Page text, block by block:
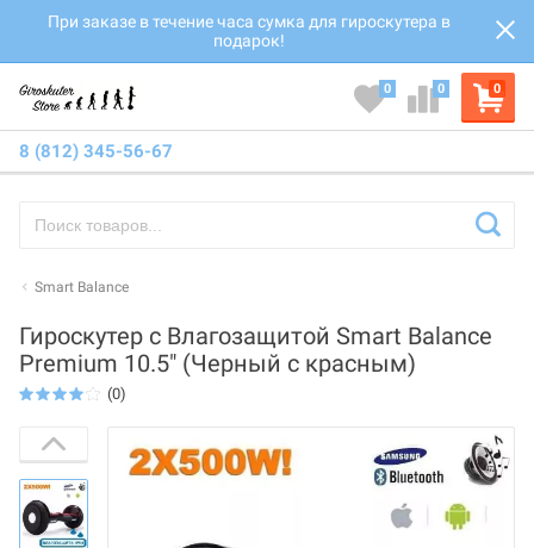
При заказе в течение часа сумка для гироскутера в
подарок!
0
0 0
8 (812) 345-56-67
Smart Balance
Гироскутер с Влагозащитой Smart Balance
Premium 10.5" (Черный с красным)
(0)